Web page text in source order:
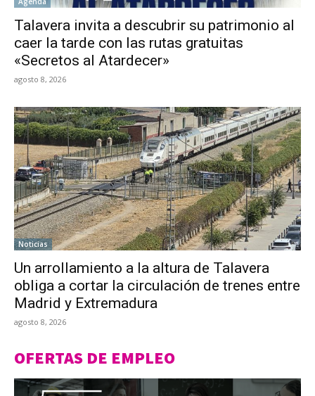
Talavera invita a descubrir su patrimonio al
caer la tarde con las rutas gratuitas
«Secretos al Atardecer»
agosto 8, 2026
Noticias
Un arrollamiento a la altura de Talavera
obliga a cortar la circulación de trenes entre
Madrid y Extremadura
agosto 8, 2026
OFERTAS DE EMPLEO